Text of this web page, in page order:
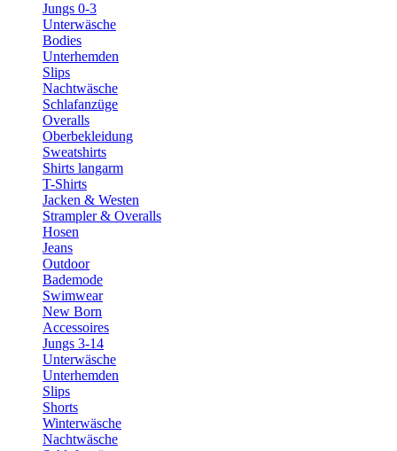
Jungs 0-3
Unterwäsche
Bodies
Unterhemden
Slips
Nachtwäsche
Schlafanzüge
Overalls
Oberbekleidung
Sweatshirts
Shirts langarm
T-Shirts
Jacken & Westen
Strampler & Overalls
Hosen
Jeans
Outdoor
Bademode
Swimwear
New Born
Accessoires
Jungs 3-14
Unterwäsche
Unterhemden
Slips
Shorts
Winterwäsche
Nachtwäsche